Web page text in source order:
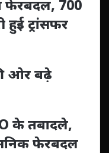
फेरबदल, 700
हुई ट्रांसफर
ओर बढ़े
के तबादले,
फेरबदल